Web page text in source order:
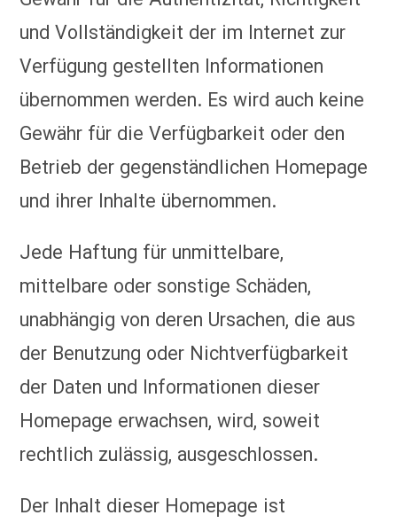
und Vollständigkeit der im Internet zur
Verfügung gestellten Informationen
übernommen werden. Es wird auch keine
Gewähr für die Verfügbarkeit oder den
Betrieb der gegenständlichen Homepage
und ihrer Inhalte übernommen.
Jede Haftung für unmittelbare,
mittelbare oder sonstige Schäden,
unabhängig von deren Ursachen, die aus
der Benutzung oder Nichtverfügbarkeit
der Daten und Informationen dieser
Homepage erwachsen, wird, soweit
rechtlich zulässig, ausgeschlossen.
Der Inhalt dieser Homepage ist